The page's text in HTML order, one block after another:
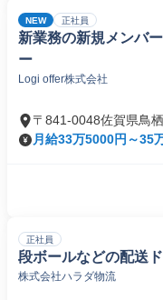
NEW 正社員
新業務の新規メンバ
ー
Logi offer株式会社
〒841-0048佐賀県鳥
月給33万5000円～35
正社員
段ボールなどの配送
株式会社ハラダ物流